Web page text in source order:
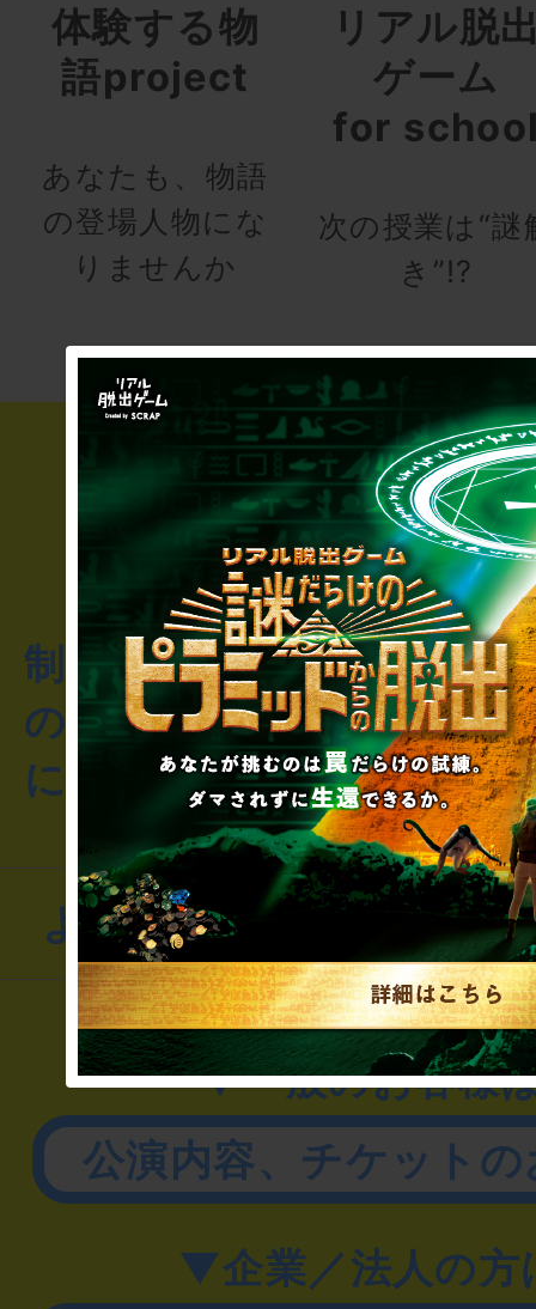
体験する物
語project
あなたも、物語
の登場人物にな
りませんか
リアル脱
ゲーム
for
次の授業は“謎
き”!?
制作のご相談・コラボレ
のお客様からのご質問や
にお問い合わせください
よくあるお問い合わせ
▼一般のお客様
公演内容、チケット
▼企業／法人の方